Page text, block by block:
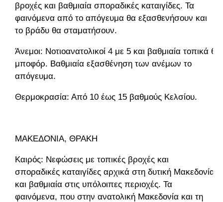
βροχές και βαθμιαία σποραδικές καταιγίδες. Τα
φαινόμενα από το απόγευμα θα εξασθενήσουν και
το βράδυ θα σταματήσουν.
Άνεμοι: Νοτιοανατολικοί 4 με 5 και βαθμιαία τοπικά 6
μποφόρ. Βαθμιαία εξασθένηση των ανέμων το
απόγευμα.
Θερμοκρασία: Από 10 έως 15 βαθμούς Κελσίου.
ΜΑΚΕΔΟΝΙΑ, ΘΡΑΚΗ
Καιρός: Νεφώσεις με τοπικές βροχές και
σποραδικές καταιγίδες αρχικά στη δυτική Μακεδονία
και βαθμιαία στις υπόλοιπες περιοχές. Τα
φαινόμενα, που στην ανατολική Μακεδονία και τη